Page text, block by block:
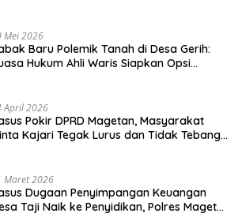
Mei 2026
Baru Polemik Tanah di Desa Gerih:
Hukum Ahli Waris Siapkan Opsi
April 2026
Pokir DPRD Magetan, Masyarakat
Kajari Tegak Lurus dan Tidak Tebang
Maret 2026
Dugaan Penyimpangan Keuangan
Taji Naik ke Penyidikan, Polres Magetan